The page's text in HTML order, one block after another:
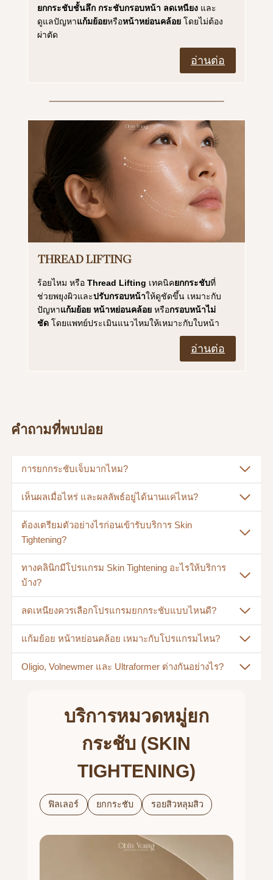
ยกกระชับชั้นลึก กระชับกรอบหน้า ลดเหนียงและ
ดูแลปัญหาแก้มย้อยหรือหน้าหย่อนคล้อยโดยไม่ต้อง
ผ่าตัด
อ่านต่อ
THREAD LIFTING
ร้อยไหม หรือ Thread Lifting เทคนิคยกกระชับที่
ช่วยพยุงผิวและปรับกรอบหน้าให้ดูชัดขึ้น เหมาะกับ
ปัญหาแก้มย้อย หน้าหย่อนคล้อยหรือกรอบหน้าไม่
ชัดโดยแพทย์ประเมินแนวไหมให้เหมาะกับใบหน้า
อ่านต่อ
คำถามที่พบบ่อย
การยกกระชับเจ็บมากไหม?
เห็นผลเมื่อไหร่ และผลลัพธ์อยู่ได้นานแค่ไหน?
ต้องเตรียมตัวอย่างไรก่อนเข้ารับบริการ Skin
Tightening?
ทางคลินิกมีโปรแกรม Skin Tightening อะไรให้บริการ
บ้าง?
ลดเหนียงควรเลือกโปรแกรมยกกระชับแบบไหนดี?
แก้มย้อย หน้าหย่อนคล้อย เหมาะกับโปรแกรมไหน?
Oligio, Volnewmer และ Ultraformer ต่างกันอย่างไร?
บริการหมวดหมู่ยก
กระชับ (SKIN
TIGHTENING)
ฟิลเลอร์ ยกกระชับ รอยสิวหลุมสิว